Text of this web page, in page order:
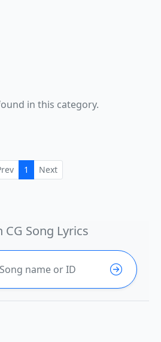
in this category.
1 Next
CG Song Lyrics